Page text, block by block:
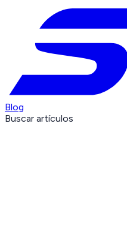
Blog
Buscar artículos